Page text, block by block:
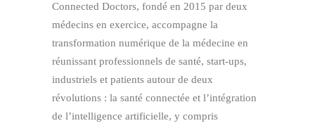
Connected Doctors, fondé en 2015 par deux
médecins en exercice, accompagne la
transformation numérique de la médecine en
réunissant professionnels de santé, start-ups,
industriels et patients autour de deux
révolutions : la santé connectée et l’intégration
de l’intelligence artificielle, y compris